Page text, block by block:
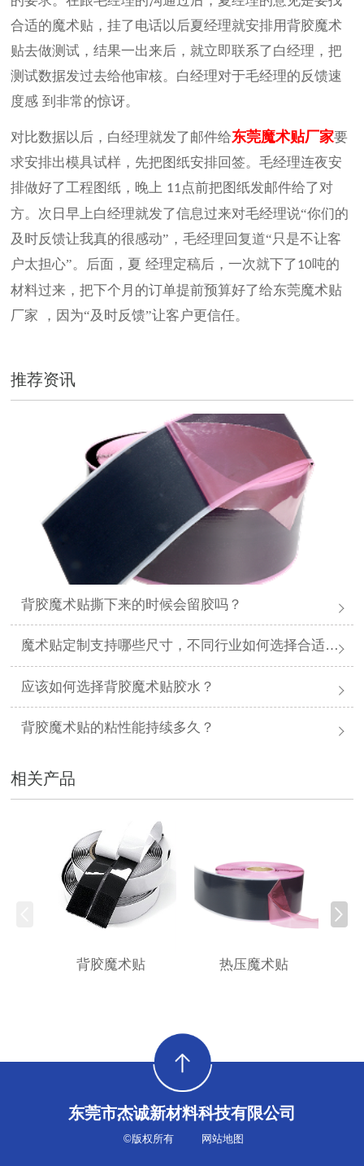
合适的魔术贴，挂了电话以后夏经理就安排用背胶魔术
贴去做测试，结果一出来后，就立即联系了白经理，把
测试数据发过去给他审核。白经理对于毛经理的反馈速
度感 到非常的惊讶。
对比数据以后，白经理就发了邮件给东莞魔术贴厂家要
求安排出模具试样，先把图纸安排回签。毛经理连夜安
排做好了工程图纸，晚上 11点前把图纸发邮件给了对
方。次日早上白经理就发了信息过来对毛经理说“你们的
及时反馈让我真的很感动”，毛经理回复道“只是不让客
户太担心”。后面， 夏经理定稿后，一次就下了10吨的
材料过来，把下个月的订单提前预算好了给东莞魔术贴
厂家
，因为“及时反馈”让客户更信任。
推荐资讯
背胶魔术贴撕下来的时候会留胶吗？
魔术贴定制支持哪些尺寸，不同行业如何选择合适规格？
应该如何选择背胶魔术贴胶水？
背胶魔术贴的粘性能持续多久？
相关产品
背胶魔术贴 热压魔术贴
东莞市杰诚新材料科技有限公司
©版权所有 网站地图